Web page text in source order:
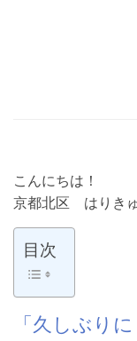
こんにちは！
京都北区 はりき
目次
「久しぶり